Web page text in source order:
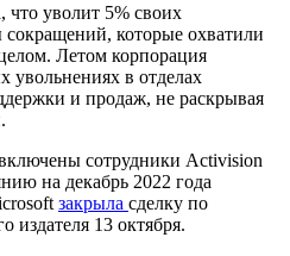
уволит 5% своих
которые охватили
Летом корпорация
увольнениях в отделах
и продаж, не раскрывая
сотрудники Activision
на декабрь 2022 года
закрыла сделку по
издателя 13 октября.